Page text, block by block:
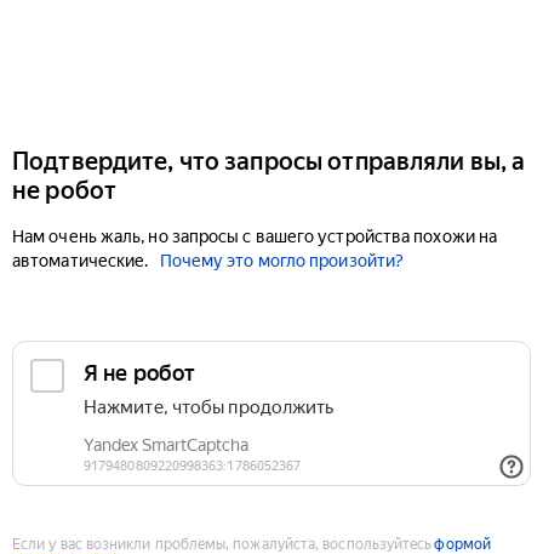
Подтвердите, что запросы отправляли вы, а
не робот
Нам очень жаль, но запросы с вашего устройства похожи на
автоматические.
Почему это могло произойти?
Если у вас возникли проблемы, пожалуйста, воспользуйтесьформой